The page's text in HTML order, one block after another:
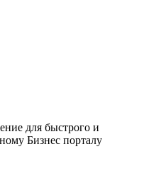
для быстрого и
Бизнес порталу